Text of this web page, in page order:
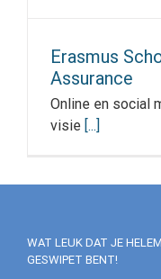
Erasmus
Assurance
Online en social
visie [...]
WAT LEUK DAT JE
GESWIPET BENT!